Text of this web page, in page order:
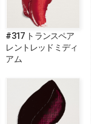
#317 トランスペア
レントレッドミディ
アム